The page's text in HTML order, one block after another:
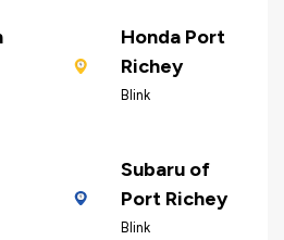
Honda Port
Richey
Blink
Subaru of
Port Richey
Blink